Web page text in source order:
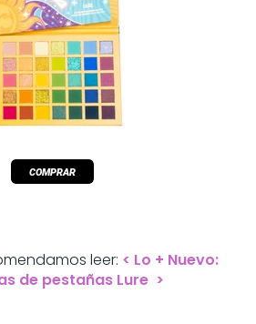
leer: < Lo + Nuevo:
de pestañas Lure >